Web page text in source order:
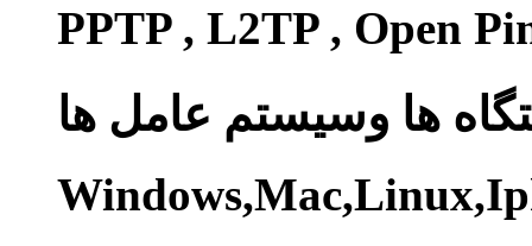
PPTP , L2TP , Open
ها وسیستم عامل ها